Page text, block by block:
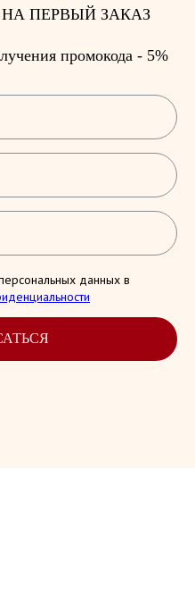
ПЕРВЫЙ ЗАКАЗ
промокода - 5%
данных в